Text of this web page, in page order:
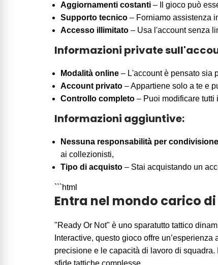
Aggiornamenti costanti – Il gioco può
Supporto tecnico – Forniamo assistenza
Accesso illimitato – Usa l'account senza
Informazioni private
Modalità online – L'account è pensato sia
Account privato – Appartiene solo a te e
Controllo completo – Puoi modificare tutti
Informazioni aggiuntive:
Nessuna responsabilità per
ai collezionisti,
Tipo di acquisto – Stai acquistando un
```html
Entra nel mondo carico
"Ready Or Not" è uno sparatutto tattico
Interactive, questo gioco offre
precisione e le capacità di lavoro di
sfide tattiche complesse.